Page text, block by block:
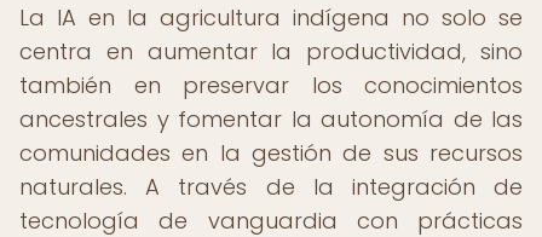
La IA en la agricultura indígena no solo se
centra en aumentar la productividad, sino
también en preservar los conocimientos
ancestrales y fomentar la autonomía de las
comunidades en la gestión de sus recursos
naturales. A través de la integración de
tecnología de vanguardia con prácticas